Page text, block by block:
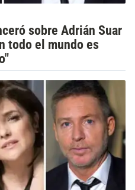
sobre Adrián Suar
todo el mundo es